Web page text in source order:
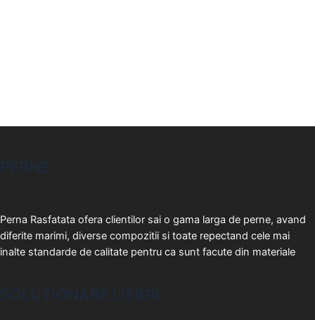
PERNE
Perna Rasfatata ofera clientilor sai o gama larga de perne, avand
diferite marimi, diverse compozitii si toate repectand cele mai
inalte standarde de calitate pentru ca sunt facute din materiale
SOLUTIONARE LITIGII